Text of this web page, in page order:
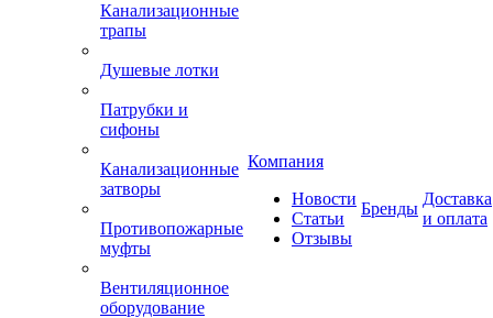
Канализационные
трапы
Душевые лотки
Патрубки и
сифоны
Канализационные
затворы
Противопожарные
муфты
Вентиляционное
оборудование
Компания
Новости
Статьи
Отзывы
Бренды
Доставка
и оплата